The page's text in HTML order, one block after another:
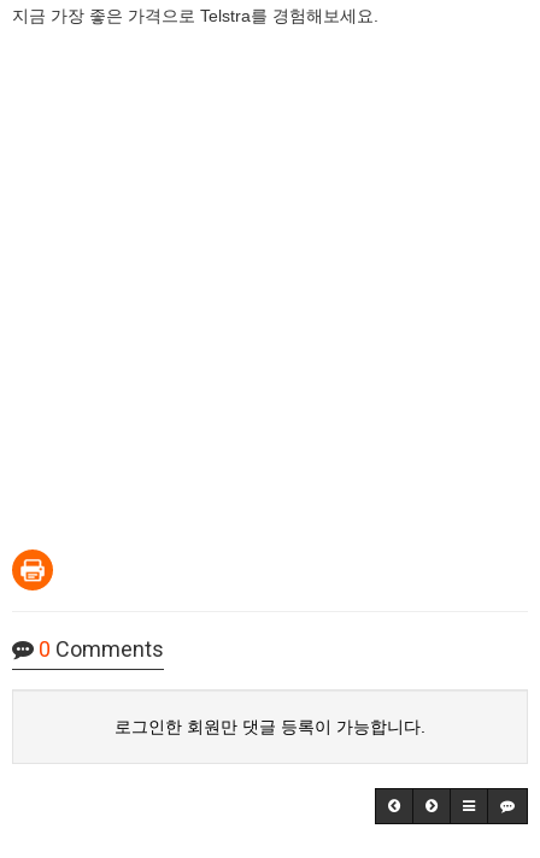
지금 가장 좋은 가격으로 Telstra를 경험해보세요.
0 Comments
로그인한 회원만 댓글 등록이 가능합니다.